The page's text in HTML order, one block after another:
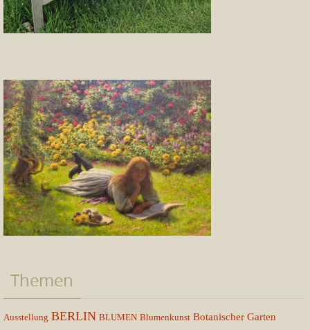
Themen
Ausstellung BERLIN BLUMEN Blumenkunst Botanischer Garten